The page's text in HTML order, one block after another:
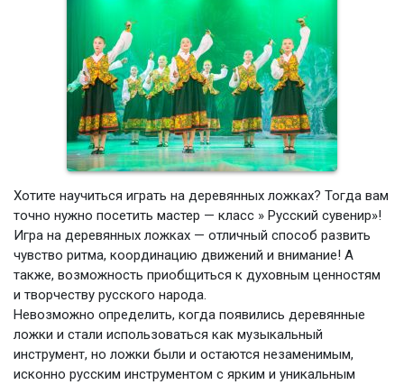
Хотите научиться играть на деревянных ложках? Тогда вам
точно нужно посетить мастер — класс » Русский сувенир»!
Игра на деревянных ложках — отличный способ развить
чувство ритма, координацию движений и внимание! А
также, возможность приобщиться к духовным ценностям
и творчеству русского народа.
Невозможно определить, когда появились деревянные
ложки и стали использоваться как музыкальный
инструмент, но ложки были и остаются незаменимым,
исконно русским инструментом с ярким и уникальным